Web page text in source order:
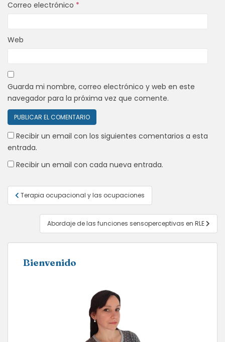
Correo electrónico *
Web
Guarda mi nombre, correo electrónico y web en este
navegador para la próxima vez que comente.
Recibir un email con los siguientes comentarios a esta
entrada.
Recibir un email con cada nueva entrada.
Navegación
de
entradas
Terapia ocupacional y las ocupaciones
Abordaje de las funciones sensoperceptivas en RLE
Bienvenido